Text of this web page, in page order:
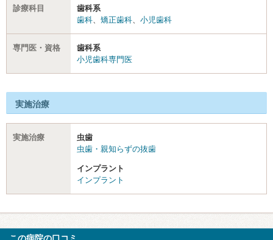
診療科目
歯科系
歯科、 矯正歯科、 小児歯科
専門医・資格
歯科系
小児歯科専門医
実施治療
実施治療
虫歯
虫歯・親知らずの抜歯
インプラント
インプラント